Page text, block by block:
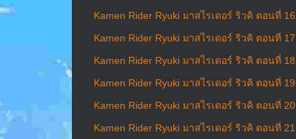
Kamen Rider Ryuki มาสไรเดอร์ ริวคิ ตอนที่ 16
Kamen Rider Ryuki มาสไรเดอร์ ริวคิ ตอนที่ 17
Kamen Rider Ryuki มาสไรเดอร์ ริวคิ ตอนที่ 18
Kamen Rider Ryuki มาสไรเดอร์ ริวคิ ตอนที่ 19
Kamen Rider Ryuki มาสไรเดอร์ ริวคิ ตอนที่ 20
Kamen Rider Ryuki มาสไรเดอร์ ริวคิ ตอนที่ 21